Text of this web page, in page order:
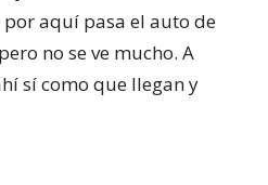
por aquí pasa el auto de
no se ve mucho. A
sí como que llegan y